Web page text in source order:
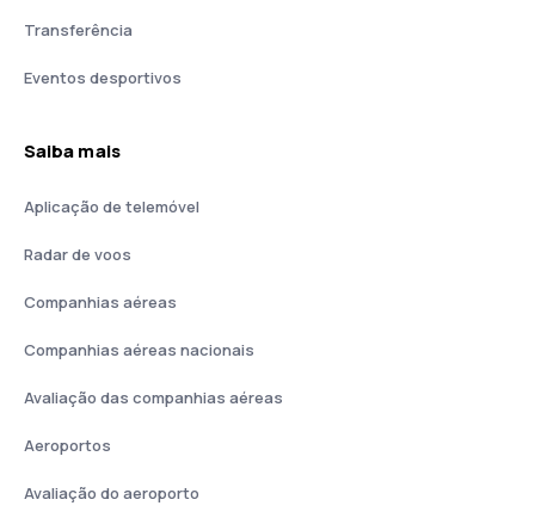
Transferência
Eventos desportivos
Saiba mais
Aplicação de telemóvel
Radar de voos
Companhias aéreas
Companhias aéreas nacionais
Avaliação das companhias aéreas
Aeroportos
Avaliação do aeroporto